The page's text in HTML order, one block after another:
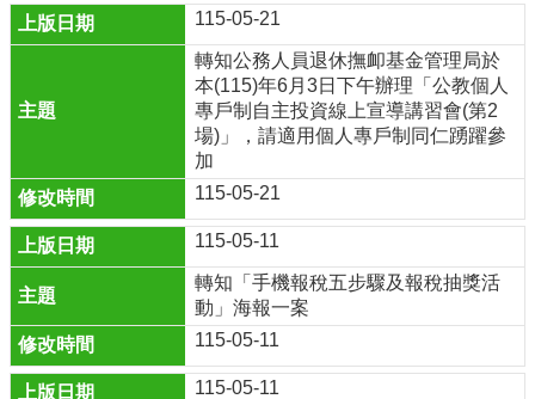
站
管
網
料
開
放
宣
告
隱
私
權
115-05-21
轉知公務人員退休撫卹基金管理局於
本(115)年6月3日下午辦理「公教個人
專戶制自主投資線上宣導講習會(第2
場)」，請適用個人專戶制同仁踴躍參
加
115-05-21
115-05-11
轉知「手機報稅五步驟及報稅抽獎活
動」海報一案
115-05-11
115-05-11